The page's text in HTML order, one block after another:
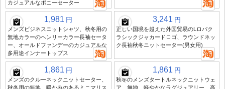
カジュアルなポニーセーター
1,981 円
メンズビジネスニットシャツ、秋冬用の
無地カラーのヘンリーカラー長袖セータ
ー、オールドファンデーのカジュアルな
多用途インナートップス
3,241 円
正しい国境を越えた外国貿易のLロバク
ラシックジャカードロゴ、ラウンドネッ
ク長袖秋冬ニットセーター(男女用)
1,861 円
メンズのクルーネックニットセーター、
秋冬用の無地、暖かみのあるミニマリス
1,861 円
秋冬のメンズタートルネックニットウェ
ア、無地、軽やかなラグジュアリー、高